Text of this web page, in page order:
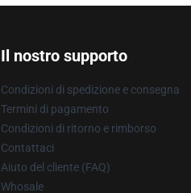
Il nostro supporto
Condizioni di spedizione e consegna
Termini di pagamento
Condizioni di ritorno e rimborso
Contattaci
Aiuto del cliente (FAQ)
Whosale